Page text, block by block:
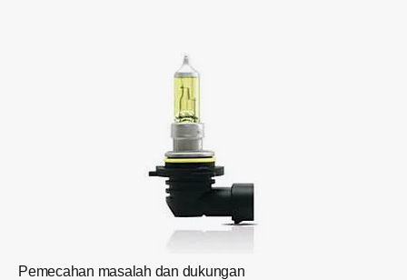
Pemecahan masalah dan dukungan